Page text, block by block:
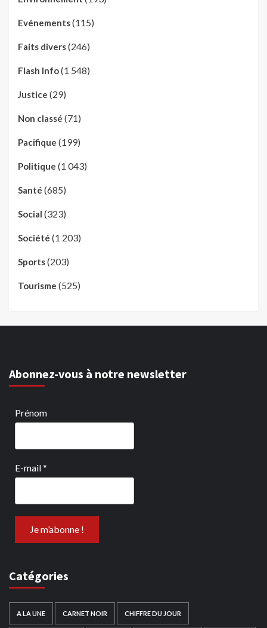
Evénements(115)
Faits divers(246)
Flash Info(1 548)
Justice (29)
Non classé (71)
Pacifique (199)
Politique (1 043)
Santé (685)
Social (323)
Société (1 203)
Sports(203)
Tourisme (525)
Abonnez-vous à notre newsletter
Prénom
E-mail*
Catégories
A LA UNE CARNET NOIR CHIFFRE DU JOUR